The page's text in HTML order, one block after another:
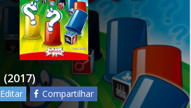
(2017)
Editar
Compartilhar